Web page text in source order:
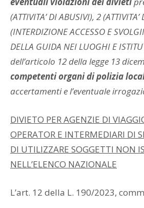
(ATTIVITA’ DI ABUSIVI), 2
(INTERDIZIONE ACCESSO E
DELLA GUIDA NEI LUOGHI E
dell’articolo 12 della legge 13
competenti organi di polizia
accertamenti e l’eventuale
DIVIETO PER AGENZIE DI
OPERATOR E INTERMEDIARI DI
DI UTILIZZARE SOGGETTI NON
NELL’ELENCO NAZIONALE
L’art. 12 della L. 190/2023,